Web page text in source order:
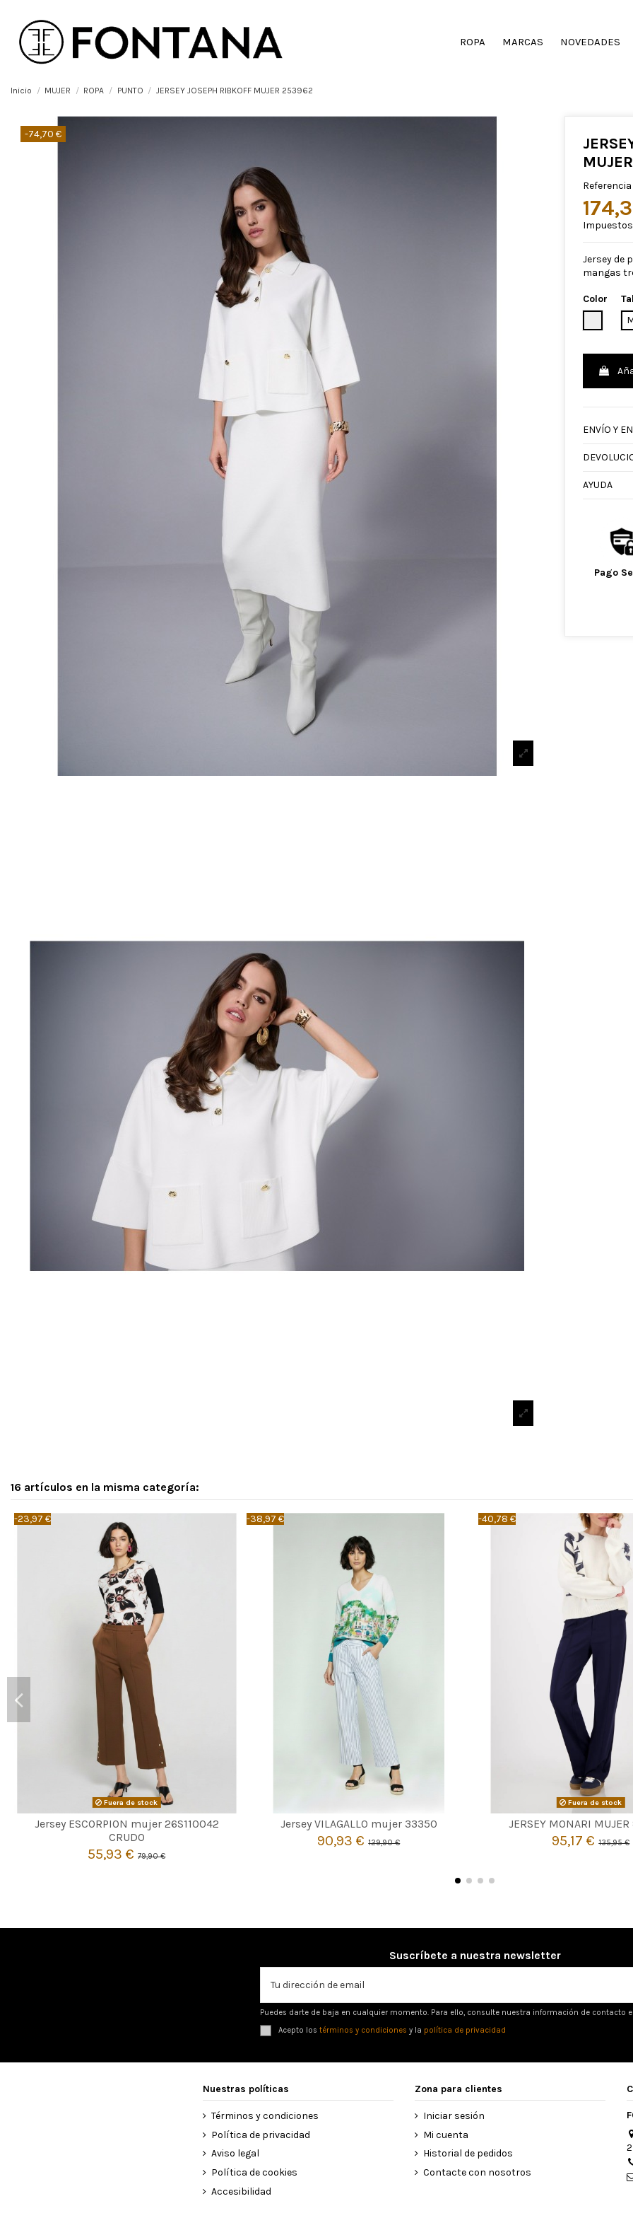
ROPA MARCAS NOVEDADES
Inicio MUJER ROPA PUNTO JERSEY JOSEPH RIBKOFF MUJER 253962
-74,70 €
Referencia
Jersey de
mangas
Color
ENVÍO Y
AYUDA
Pago
16 artículos en la misma categoría:
-23,97 €
Fuera de stock
Jersey ESCORPION mujer 26S110042
CRUDO
55,93 €79,90 €
 Agotado
-38,97 €
Jersey VILAGALLO mujer 33350
90,93 €129,90 €
MULTICOLOR
M
 Añadir al carrito
-40,78 €
Fuera de stock
JERSEY MONARI
95,17 €135,95 €
 Agotado
Suscríbete a nuestra newsletter
Puedes darte de baja en cualquier momento. Para ello, consulte nuestra información de contacto
Acepto los términos y condiciones y la política de privacidad
Nuestras políticas
Términos y condiciones
Política de privacidad
Aviso legal
Política de cookies
Accesibilidad
Zona para clientes
Iniciar sesión
Mi cuenta
Historial de pedidos
Contacte con nosotros